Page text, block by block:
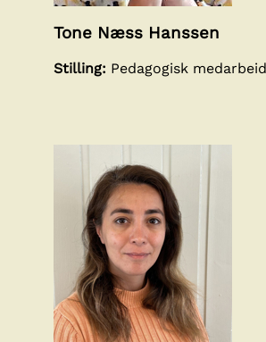
Tone Næss Hanssen
Stilling: Pedagogisk